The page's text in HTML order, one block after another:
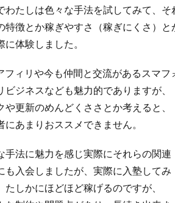
わたしは色々な手法を試してみて、そ
特徴とか稼ぎやすさ（稼ぎにくさ）と
に体験しました。
フィリや今も仲間と交流があるスマフ
ビジネスなども魅力的でありますが、
や更新のめんどくささとか考えると、
にあまりおススメできません。
手法に魅力を感じ実際にそれらの関連
も入会しましたが、実際に入塾してみ
たしかにほどほど稼げるのですが、